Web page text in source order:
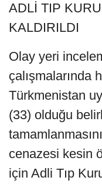
ADLİ TIP
KALDIRILDI
Olay yeri
çalışmalarında
Türkmenistan
(33) olduğu
cenazesi kesin
için Adli Tıp